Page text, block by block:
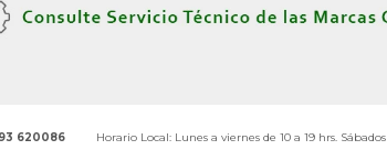
620086 Horario Local: Lunes a viernes de 10 a 19 hrs. Sábados